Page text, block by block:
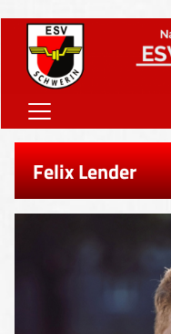
Home
Onlineshop
Felix Lender